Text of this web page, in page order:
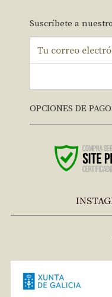
Suscríbete a
OPCIONES DE